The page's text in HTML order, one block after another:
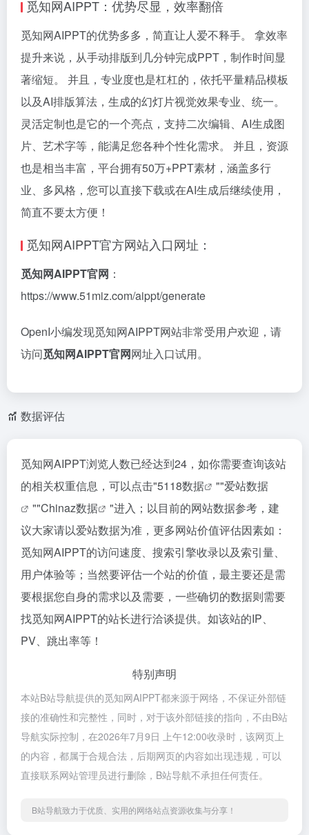
觅知网AIPPT：优势尽显，效率翻倍
觅知网AIPPT的优势多多，简直让人爱不释手。 拿效率
提升来说，从手动排版到几分钟完成PPT，制作时间显
著缩短。 并且，专业度也是杠杠的，依托平量精品模板
以及AI排版算法，生成的幻灯片视觉效果专业、统一。
灵活定制也是它的一个亮点，支持二次编辑、AI生成图
片、艺术字等，能满足您各种个性化需求。 并且，资源
也是相当丰富，平台拥有50万+PPT素材，涵盖多行
业、多风格，您可以直接下载或在AI生成后继续使用，
简直不要太方便！
觅知网AIPPT官方网站入口网址：
觅知网AIPPT官网 ：
https://www.51miz.com/aippt/generate
OpenI小编发现觅知网AIPPT网站非常受用户欢迎，请
访问觅知网AIPPT官网网址入口试用。
数据评估
觅知网AIPPT浏览人数已经达到24，如你需要查询该站
的相关权重信息，可以点击"5118数据 ""爱站数据
""Chinaz数据
"进入；以目前的网站数据参考，建
议大家请以爱站数据为准，更多网站价值评估因素如：
觅知网AIPPT的访问速度、搜索引擎收录以及索引量、
用户体验等；当然要评估一个站的价值，最主要还是需
要根据您自身的需求以及需要，一些确切的数据则需要
找觅知网AIPPT的站长进行洽谈提供。如该站的IP、
PV、跳出率等！
特别声明
本站B站导航提供的觅知网AIPPT都来源于网络，不保证外部链
接的准确性和完整性，同时，对于该外部链接的指向，不由B站
导航实际控制，在2026年7月9日 上午12:00收录时，该网页上
的内容，都属于合规合法，后期网页的内容如出现违规，可以
直接联系网站管理员进行删除，B站导航不承担任何责任。
B站导航致力于优质、实用的网络站点资源收集与分享！